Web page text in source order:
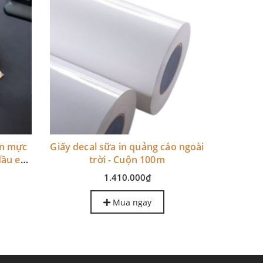
mực
eco
Giấy decal sữa in quảng cáo ngoài
trời - Cuộn 100m
1.410.000₫
Mua ngay